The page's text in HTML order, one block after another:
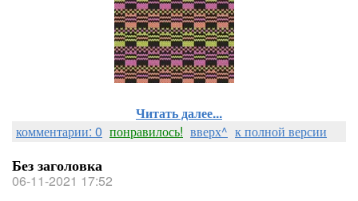
Читать далее...
комментарии: 0 понравилось! вверх^ к полной версии
Без заголовка
06-11-2021 17:52